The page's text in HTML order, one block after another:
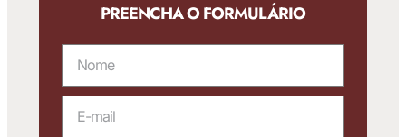
PREENCHA O FORMULÁRIO